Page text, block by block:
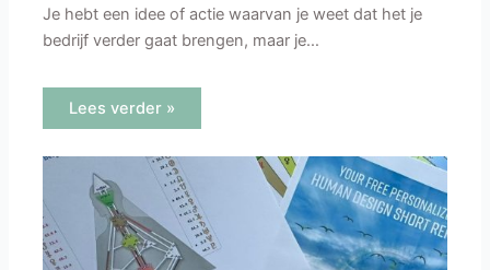
Je hebt een idee of actie waarvan je weet dat het je
bedrijf verder gaat brengen, maar je…
Lees verder »